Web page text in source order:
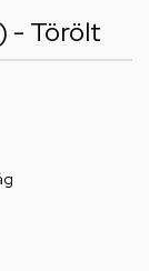
- Törölt